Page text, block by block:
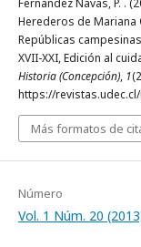
Herederos de Mariana
Repúblicas
XVII-XXI, Edición al
Historia (Concepción), 1
https://
Más formatos de
Número
Vol. 1 Núm. 20